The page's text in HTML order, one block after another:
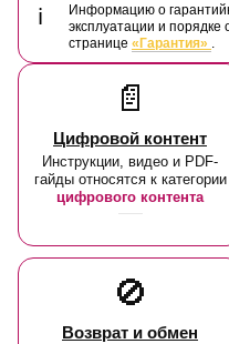
ℹ️
Информацию о
эксплуатации и
странице «Гарантия» .
📄
Цифровой контент
Инструкции, видео и PDF-
гайды относятся к категории
цифрового контента
🚫
Возврат и обмен